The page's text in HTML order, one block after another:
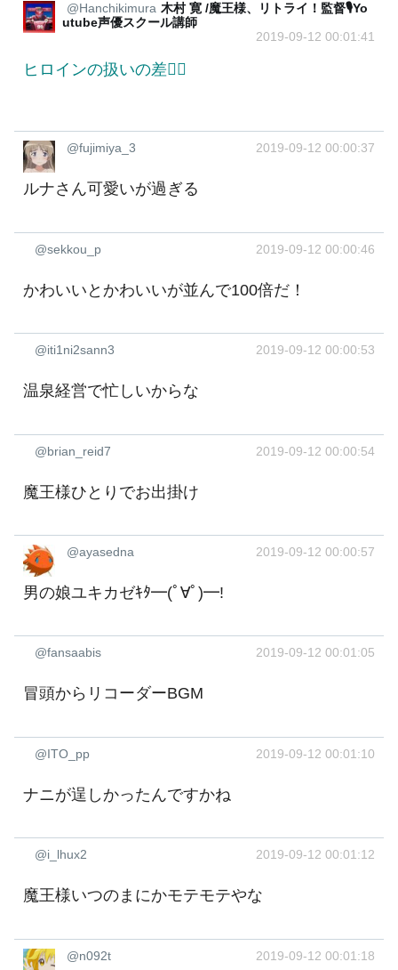
@Hanchikimura 木村 寛 /魔王様、リトライ！監督🎙️Yo
utube声優スクール講師
2019-09-12 00:01:41
ヒロインの扱いの差🙇‍♂️
@fujimiya_3 2019-09-12 00:00:37
ルナさん可愛いが過ぎる
@sekkou_p 2019-09-12 00:00:46
かわいいとかわいいが並んで100倍だ！
@iti1ni2sann3 2019-09-12 00:00:53
温泉経営で忙しいからな
@brian_reid7 2019-09-12 00:00:54
魔王様ひとりでお出掛け
@ayasedna 2019-09-12 00:00:57
男の娘ユキカゼｷﾀ━(ﾟ∀ﾟ)━!
@fansaabis 2019-09-12 00:01:05
冒頭からリコーダーBGM
@ITO_pp 2019-09-12 00:01:10
ナニが逞しかったんですかね
@i_lhux2 2019-09-12 00:01:12
魔王様いつのまにかモテモテやな
@n092t 2019-09-12 00:01:18